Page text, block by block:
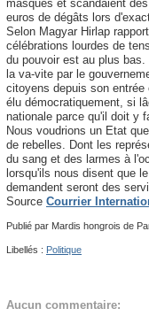
masqués et scandaient
euros de dégâts lors
Selon Magyar Hirlap
célébrations lourdes de
du pouvoir est au plus
la va-vite par le
citoyens depuis son entrée
élu démocratiquement, si
nationale parce qu'il doit y
Nous voudrions un Etat
de rebelles. Dont les
du sang et des larmes à
lorsqu'ils nous disent que
demandent seront des
Source Courrier
Publié par Mardis hongrois de
Libellés : Politique
Aucun commentaire: